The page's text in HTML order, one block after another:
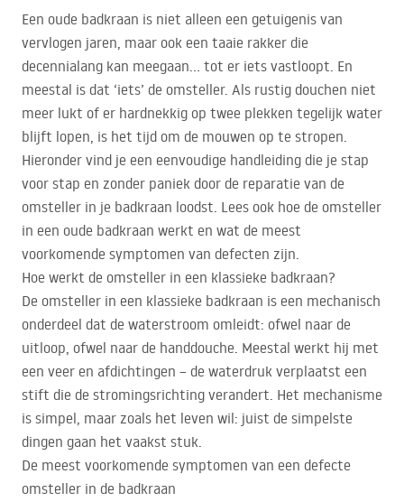
Een oude badkraan is niet alleen een getuigenis van
vervlogen jaren, maar ook een taaie rakker die
decennialang kan meegaan… tot er iets vastloopt. En
meestal is dat ‘iets’ de omsteller. Als rustig douchen niet
meer lukt of er hardnekkig op twee plekken tegelijk water
blijft lopen, is het tijd om de mouwen op te stropen.
Hieronder vind je een eenvoudige handleiding die je stap
voor stap en zonder paniek door de reparatie van de
omsteller in je badkraan loodst. Lees ook hoe de omsteller
in een oude badkraan werkt en wat de meest
voorkomende symptomen van defecten zijn.
Hoe werkt de omsteller in een klassieke badkraan?
De omsteller in een klassieke badkraan is een mechanisch
onderdeel dat de waterstroom omleidt: ofwel naar de
uitloop, ofwel naar de handdouche. Meestal werkt hij met
een veer en afdichtingen – de waterdruk verplaatst een
stift die de stromingsrichting verandert. Het mechanisme
is simpel, maar zoals het leven wil: juist de simpelste
dingen gaan het vaakst stuk.
De meest voorkomende symptomen van een defecte
omsteller in de badkraan